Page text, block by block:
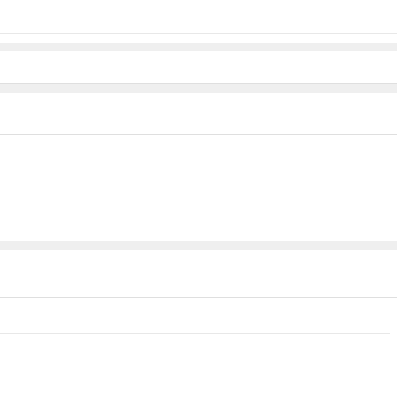
外的普通橙船，技能1都是单目标的，这时我会比较技能2来选择上
间最长的，所以最好把旗舰船和主要输出船放这里，比如蒙大拿、